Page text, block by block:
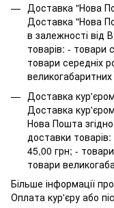
Доставка "Нова
Доставка "Нова
в залежності від
товарів: - товари
товари середніх
великогабаритних
Доставка
Доставка
Нова Пошта
доставки
45,00 грн; -
товари
Більше інформації
Оплата кур'єру або